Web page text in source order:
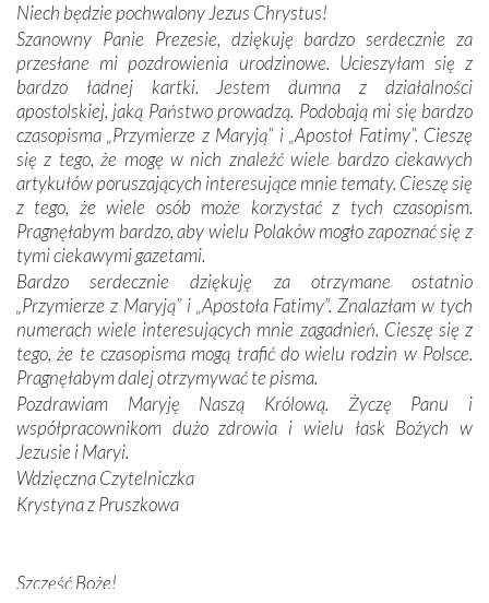
mieliśmy okazję przekonać się, że Maryja swoją opieką
otacza nie tylko nasz naród, lecz wszystkie nacje, które
się Jej ufnie oddają, a także każdą osobę, która zawierza
Jej siebie oraz swych bliskich.
Dzieje Portugalii to również historia wierności Bogu i
odstępstw, także w życiu władców. Trudne momenty w
wymiarze tak osobistym, jak i zbiorowym, przypominają o
konieczności ciągłego zabiegania o własną duszę i o łaskę
Opatrzności. Wierność przynosi pomyślność –
przynajmniej w życiu duchowym. Odstępstwo owocuje
nieszczęściem i śmiercią. Te uniwersalne prawdy
przychodziły na myśl, gdy słuchaliśmy opowieści
przewodników o portugalskich monarchach i wodzach,
zwycięskich bitwach i nieszczęśliwych losach grzesznych
kochanków.
Byli tym razem pośród Apostołów Fatimy reprezentanci
każdego spośród żyjących pokoleń. Najmłodszy uczestnik
liczył sobie 13 lat, zaś senior, pan Zdzisław – już 94.
Całe życie marzyłem, by tu przyjechać
Nasza pielgrzymka nie byłaby tak bogata w duchową treść
Niech będzie pochwalony Jezus Chrystus!
Szanowny Panie Prezesie, dziękuję bardzo serdecznie za
przesłane mi pozdrowienia urodzinowe. Ucieszyłam się z
bardzo ładnej kartki. Jestem dumna z działalności
apostolskiej, jaką Państwo prowadzą. Podobają mi się bardzo
czasopisma „Przymierze z Maryją” i „Apostoł Fatimy”. Cieszę
się z tego, że mogę w nich znaleźć wiele bardzo ciekawych
artykułów poruszających interesujące mnie tematy. Cieszę się
z tego, że wiele osób może korzystać z tych czasopism.
Pragnęłabym bardzo, aby wielu Polaków mogło zapoznać się z
tymi ciekawymi gazetami.
Bardzo serdecznie dziękuję za otrzymane ostatnio
„Przymierze z Maryją” i „Apostoła Fatimy”. Znalazłam w tych
numerach wiele interesujących mnie zagadnień. Cieszę się z
tego, że te czasopisma mogą trafić do wielu rodzin w Polsce.
Pragnęłabym dalej otrzymywać te pisma.
Pozdrawiam Maryję Naszą Królową. Życzę Panu i
współpracownikom dużo zdrowia i wielu łask Bożych w
Jezusie i Maryi.
Wdzięczna Czytelniczka
Krystyna z Pruszkowa
Szczęść Boże!